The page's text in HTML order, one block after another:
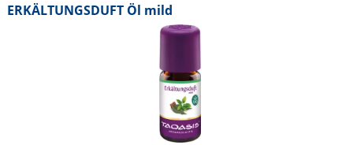
ERKÄLTUNGSDUFT Öl mild